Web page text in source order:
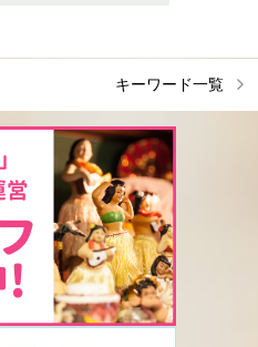
キーワード一覧